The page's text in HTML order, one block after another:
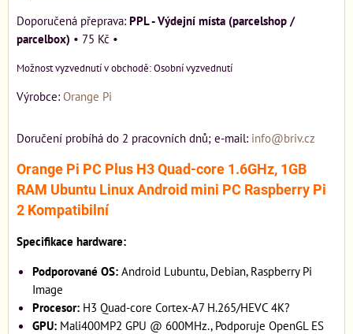
PPL - Výdejní místa (parcelshop /
parcelbox) • 75 Kč •
Osobní vyzvednutí
Výrobce: Orange Pi
Doručení probíhá do 2 pracovních dnů; e-mail: info@briv.cz
Orange Pi PC Plus H3 Quad-core 1.6GHz, 1GB
RAM Ubuntu Linux Android mini PC Raspberry Pi
2 Kompatibilní
Specifikace hardware:
Podporované OS: Android Lubuntu, Debian, Raspberry Pi
Image
Procesor: H3 Quad-core Cortex-A7 H.265/HEVC 4K?
GPU: Mali400MP2 GPU @ 600MHz., Podporuje OpenGL ES